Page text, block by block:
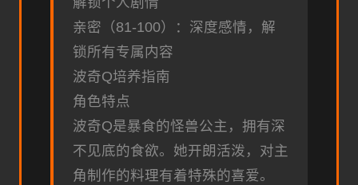
亲密（81-100）：深度感情，解
锁所有专属内容
波奇Q培养指南
角色特点
波奇Q是暴食的怪兽公主，拥有深
不见底的食欲。她开朗活泼，对主
角制作的料理有着特殊的喜爱。